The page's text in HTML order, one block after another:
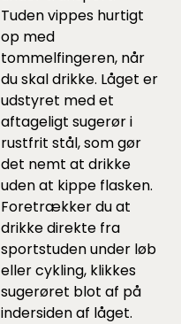
Tuden vippes hurtigt
op med
tommelfingeren, når
du skal drikke. Låget er
udstyret med et
aftageligt sugerør i
rustfrit stål, som gør
det nemt at drikke
uden at kippe flasken.
Foretrækker du at
drikke direkte fra
sportstuden under løb
eller cykling, klikkes
sugerøret blot af på
indersiden af låget.